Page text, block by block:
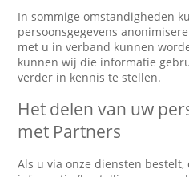
In sommige omstandigheden
persoonsgegevens
met u in verband kunnen
kunnen wij die informatie
verder in kennis te stellen.
Het delen van uw
met Partners
Als u via onze diensten bestelt,